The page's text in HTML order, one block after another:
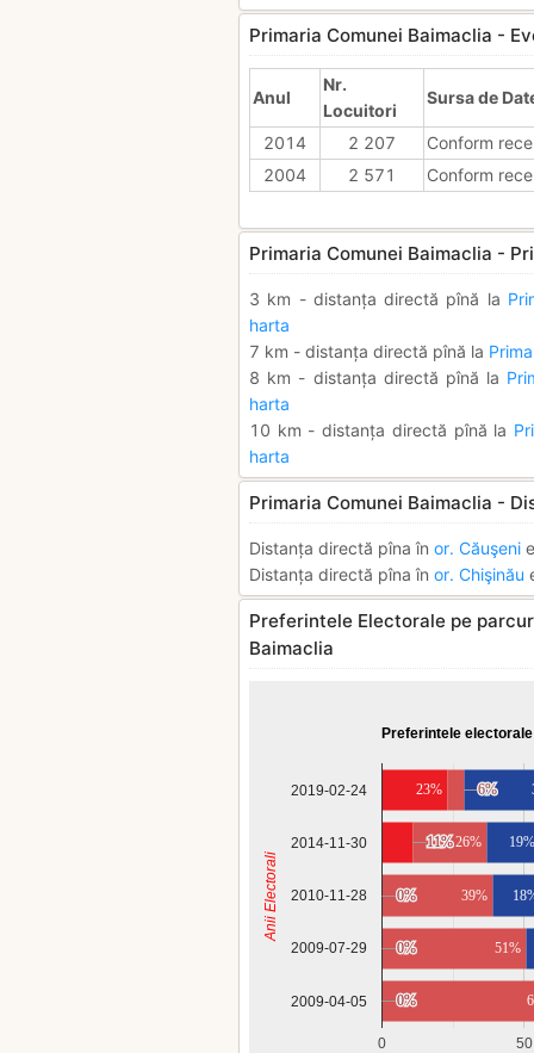
Primaria Comunei Baimaclia -
Anul
Nr.
Locuitori
Sursa de
2014 2 207
Conform
2004
2 571 Conform
Primaria Comunei Baimaclia -
3 km - distanța directă pînă la
harta
7 km - distanța directă pînă la
8 km - distanța directă pînă la
harta
10 km - distanța directă pînă la
harta
Primaria Comunei Baimaclia -
Distanța directă pîna în or. Căuşeni
Distanța directă pîna în or. Chişinău
Preferintele Electorale pe
Baimaclia
Preferintele
0 50
2019-02-24
2014-11-30
2010-11-28
2009-07-29
2009-04-05
23%
11%
11%
0%
0%
0%
0%
0%
0%
6%
6%
26%
39%
51%
19%
Anii Electorali